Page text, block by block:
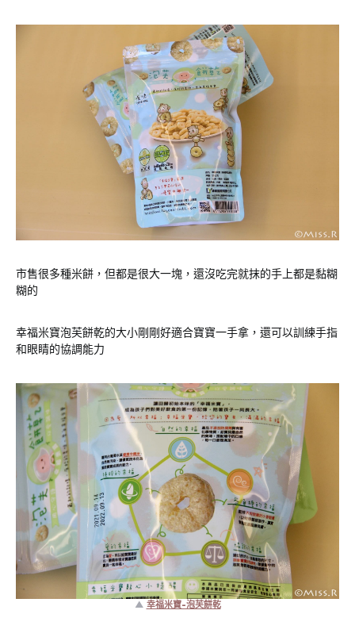
市售很多種米餅，但都是很大一塊，還沒吃完就抹的手上都是黏糊
糊的
幸福米寶泡芙餅乾的大小剛剛好適合寶寶一手拿，還可以訓練手指
和眼睛的協調能力
▲ 幸福米寶-泡芙餅乾